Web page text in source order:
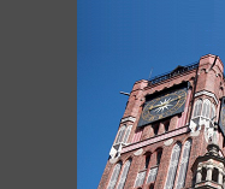
obwodowe
tych dawnych
do dziś
północnej,
wschodniej,